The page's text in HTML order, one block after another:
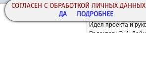
СОГЛАСЕН С ОБРАБОТКОЙ ЛИЧНЫХ ДАННЫХ
ДА
ПОДРОБНЕЕ
Copyright© ООО
Идея проекта и
Редактор: О.И.